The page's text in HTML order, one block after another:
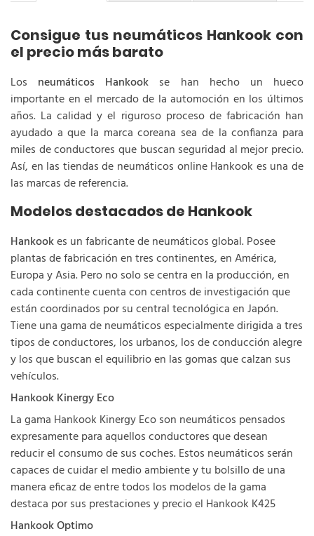
Consigue tus neumáticos Hankook con
el precio más barato
Los neumáticos Hankook se han hecho un hueco
importante en el mercado de la automoción en los últimos
años. La calidad y el riguroso proceso de fabricación han
ayudado a que la marca coreana sea de la confianza para
miles de conductores que buscan seguridad al mejor precio.
Así, en las tiendas de neumáticos online Hankook es una de
las marcas de referencia.
Modelos destacados de Hankook
Hankookes un fabricante de neumáticos global. Posee
plantas de fabricación en tres continentes, en América,
Europa y Asia. Pero no solo se centra en la producción, en
cada continente cuenta con centros de investigación que
están coordinados por su central tecnológica en Japón.
Tiene una gama de neumáticos especialmente dirigida a tres
tipos de conductores, los urbanos, los de conducción alegre
y los que buscan el equilibrio en las gomas que calzan sus
vehículos.
Hankook Kinergy Eco
La gama Hankook Kinergy Eco son neumáticos pensados
expresamente para aquellos conductores que desean
reducir el consumo de sus coches. Estos neumáticos serán
capaces de cuidar el medio ambiente y tu bolsillo de una
manera eficaz de entre todos los modelos de la gama
destaca por sus prestaciones y precio el Hankook K425
Hankook Optimo